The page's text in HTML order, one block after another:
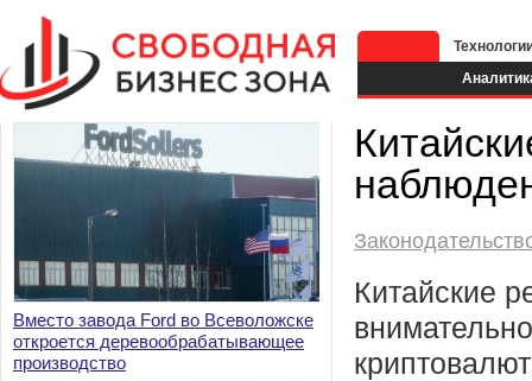
Вместо завода Ford во Всеволожске
откроется деревообрабатывающее
производство
Китайские